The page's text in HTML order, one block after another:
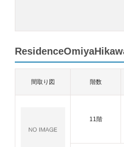
間取り図 階数
11階